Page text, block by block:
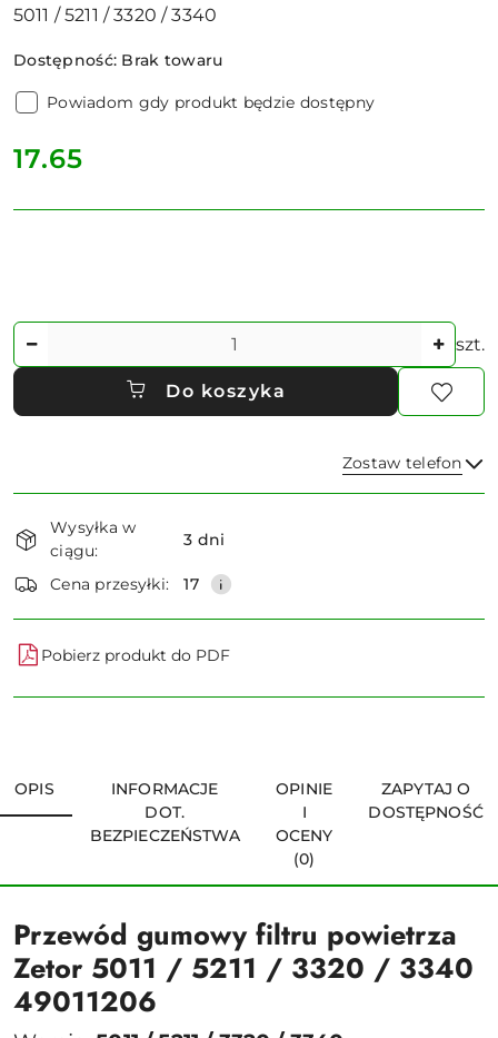
5011 / 5211 / 3320 / 3340
Dostępność: Brak towaru
Powiadom gdy produkt będzie dostępny
cena:
17.65
Ilość szt.
Do koszyka
Zostaw telefon
i
dostawa
Wysyłka w
ciągu:
3 dni
Cena przesyłki: 17
Pobierz produkt do PDF
OPIS
INFORMACJE
DOT.
BEZPIECZEŃSTWA
OPINIE
I
OCENY
(0)
ZAPYTAJ O
DOSTĘPNOŚĆ
Przewód gumowy filtru powietrza
Zetor 5011 / 5211 / 3320 / 3340
49011206